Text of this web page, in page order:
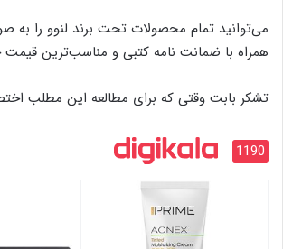
می‌توانید تمام محصولات تحت برند لنوو را به
همراه با ضمانت نامه کتبی و مناسب‌ترین قیمت
تشکر بابت وقتی که برای مطالعه این مطلب
1190